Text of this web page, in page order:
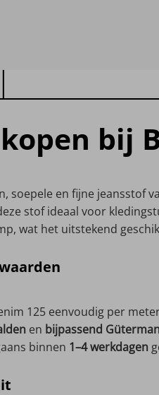
bij
soepele en fijne jeansstof
stof ideaal voor
wat het uitstekend
125 eenvoudig per
en bijpassend
binnen 1–4 werkdagen